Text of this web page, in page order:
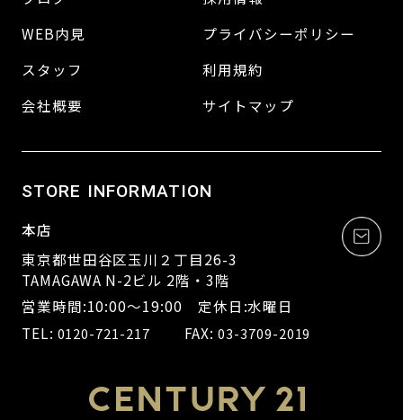
WEB内見
スタッフ
会社概要
プライバシーポリシー
利用規約
サイトマップ
STORE INFORMATION
本店
東京都世田谷区玉川２丁目26-3
TAMAGAWA N-2ビル 2階・3階
営業時間:10:00～19:00 定休日:水曜日
TEL: 0120-721-217 FAX:03-3709-2019